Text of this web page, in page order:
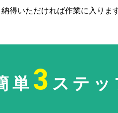
納得いただければ作業に入ります
単 3 ステッ